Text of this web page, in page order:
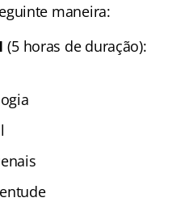
maneira:
(5 horas de duração):